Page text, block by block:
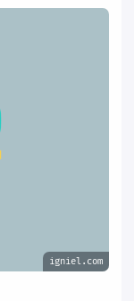
igniel.com